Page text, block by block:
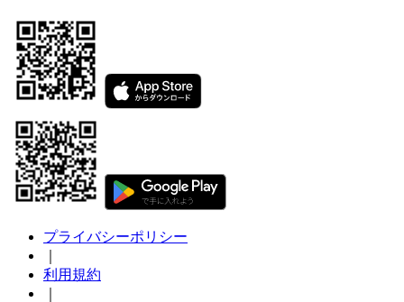
プライバシーポリシー
利用規約